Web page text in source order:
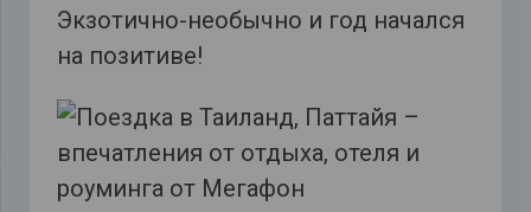
Экзотично-необычно и год начался
на позитиве!